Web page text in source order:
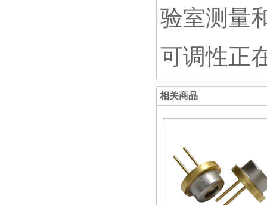
验室测量
可调性正
相关商品